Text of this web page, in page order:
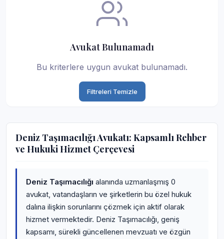
Avukat Bulunamadı
Bu kriterlere uygun avukat bulunamadı.
Filtreleri Temizle
Deniz Taşımacılığı Avukatı: Kapsamlı Rehber
ve Hukuki Hizmet Çerçevesi
Deniz Taşımacılığı alanında uzmanlaşmış 0
avukat, vatandaşların ve şirketlerin bu özel hukuk
dalına ilişkin sorunlarını çözmek için aktif olarak
hizmet vermektedir. Deniz Taşımacılığı, geniş
kapsamı, sürekli güncellenen mevzuatı ve özgün